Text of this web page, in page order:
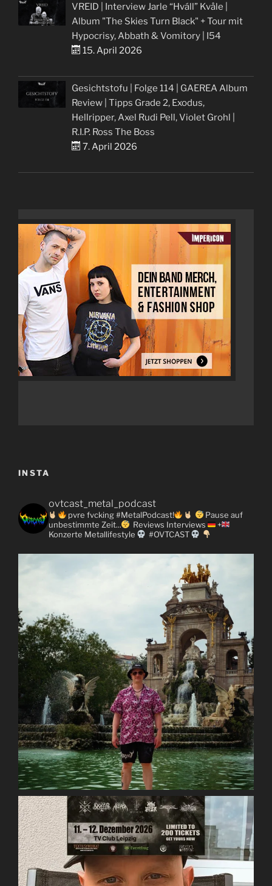
VREID | Interview Jarle “Hváll” Kvåle |
Album "The Skies Turn Black" + Tour mit
Hypocrisy, Abbath & Vomitory | I54
15. April 2026
Gesichtstofu | Folge 114 | GAEREA Album
Review | Tipps Grade 2, Exodus,
Hellripper, Axel Rudi Pell, Violet Grohl |
R.I.P. Ross The Boss
7. April 2026
INSTA
ovtcast_metal_podcast
pvre fvcking #MetalPodcast!
Pause auf
unbestimmte Zeit...
Reviews Interviews
+
Konzerte Metallifestyle #OVTCAST